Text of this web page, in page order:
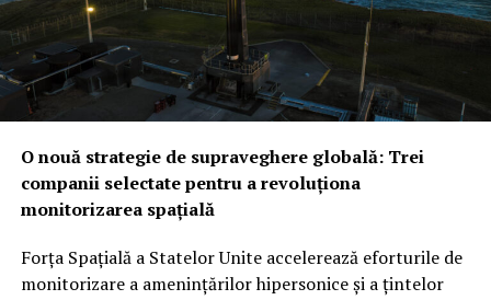
informații.
Obiectivul final este clar: o tranziție rapidă de la inovația
brută la aplicații practice pe teren. Prin această
strategie, Statele Unite își asigură o supremație
comerciale pentru a fortifica un sistem de apărare care
devine tot mai dependent de date precise și livrate
instantaneu.
Provocarea iraniană: Între descurajarea strategică și
testul realității din terenNoua alianță ar putea fi
testată mult mai curând decât se anticipa, pe fondul
amenințărilor constante venite din partea forțelor
vedea cu ochi buni această redistribuire a
responsabilităților de securitate între aliații săi
regionali, unii analiști rămân sceptici cu privire la
Rămâne de văzut dacă, în cazul unui atac iminent din
O nouă strategie de supraveghere globală: Trei
companii selectate pentru a revoluționa
monitorizarea spațială
Forța Spațială a Statelor Unite accelerează eforturile de
monitorizare a amenințărilor hipersonice și a țintelor